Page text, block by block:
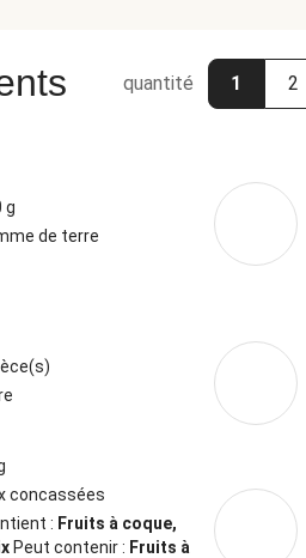
quantité 1 2
g
de terre
concassées
: Fruits à coque,
Peut contenir : Fruits à